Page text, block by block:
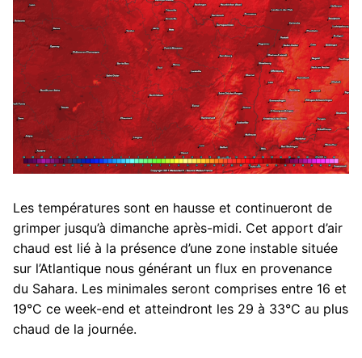
Les températures sont en hausse et continueront de
grimper jusqu’à dimanche après-midi. Cet apport d’air
chaud est lié à la présence d’une zone instable située
sur l’Atlantique nous générant un flux en provenance
du Sahara. Les minimales seront comprises entre 16 et
19°C ce week-end et atteindront les 29 à 33°C au plus
chaud de la journée.